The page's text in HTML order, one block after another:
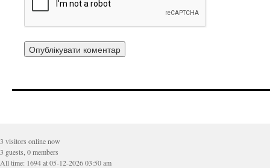
3 visitors online now
3 guests, 0 members
All time: 1694 at 05-12-2026 03:50 am